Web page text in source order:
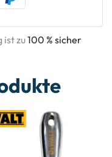
ist zu100 % sicher